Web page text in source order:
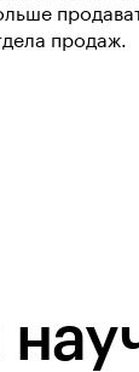
продаж.